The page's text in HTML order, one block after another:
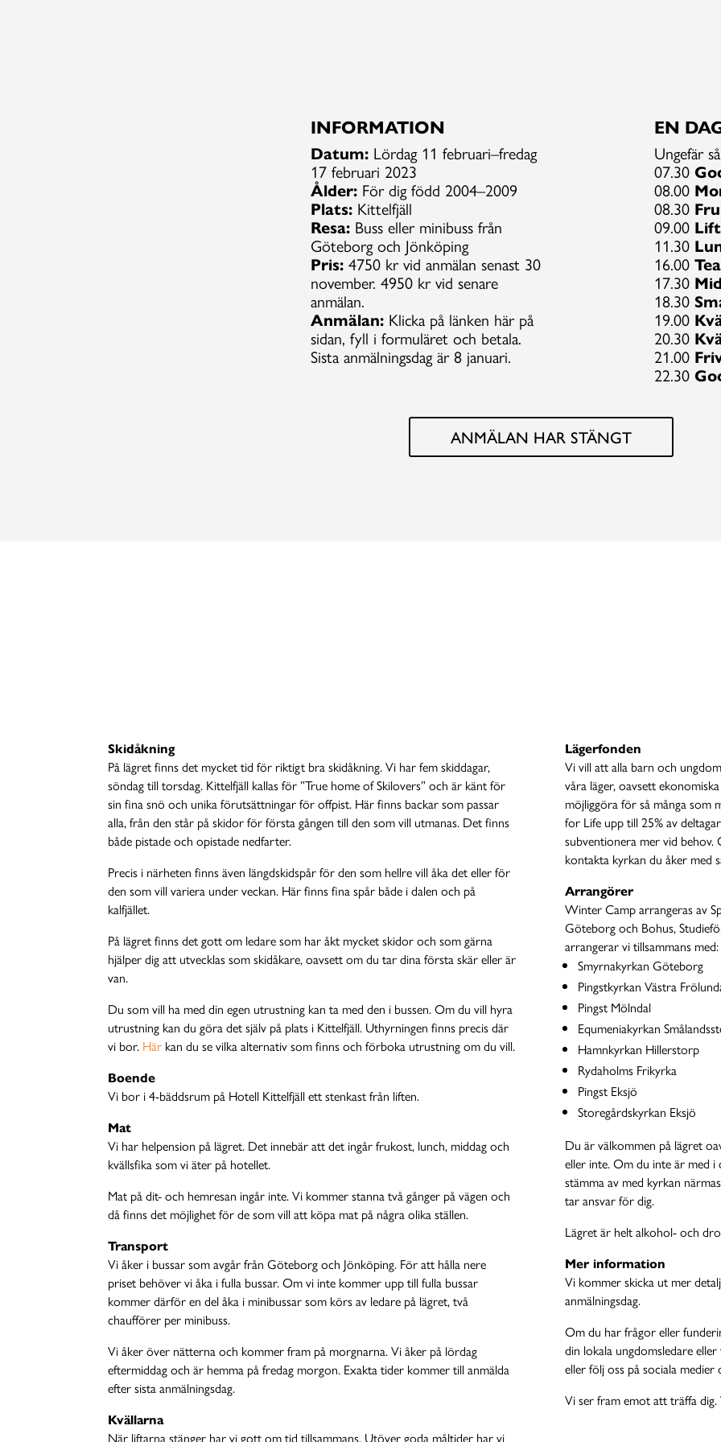
INFORMATION
Datum:Lördag 11 februari–fredag
17 februari 2023
Ålder:För dig född 2004–2009
Plats:Kittelfjäll
Resa: Buss eller minibuss från
Göteborg och Jönköping
Pris:4750 kr vid anmälan senast 30
november. 4950 kr vid senare
anmälan.
Anmälan: Klicka på länken här på
sidan, fyll i formuläret och betala.
Sista anmälningsdag är 8 januari.
EN
Ungefär
07.30
08.00
08.30
09.00
11.30
16.00
17.30
18.30
19.00
20.30
21.00
22.30
ANMÄLAN HAR STÄNGT
Skidåkning
På lägret finns det mycket tid för riktigt bra skidåkning. Vi har fem skiddagar,
söndag till torsdag. Kittelfjäll kallas för ”True home of Skilovers” och är känt för
sin fina snö och unika förutsättningar för offpist. Här finns backar som passar
alla, från den står på skidor för första gången till den som vill utmanas. Det finns
både pistade och opistade nedfarter.
Precis i närheten finns även längdskidspår för den som hellre vill åka det eller för
den som vill variera under veckan. Här finns fina spår både i dalen och på
kalfjället.
På lägret finns det gott om ledare som har åkt mycket skidor och som gärna
hjälper dig att utvecklas som skidåkare, oavsett om du tar dina första skär eller är
van.
Du som vill ha med din egen utrustning kan ta med den i bussen. Om du vill hyra
utrustning kan du göra det själv på plats i Kittelfjäll. Uthyrningen finns precis där
vi bor. Här kan du se vilka alternativ som finns och förboka utrustning om du vill.
Boende
Vi bor i 4-bäddsrum på Hotell Kittelfjäll ett stenkast från liften.
Mat
Vi har helpension på lägret. Det innebär att det ingår frukost, lunch, middag och
kvällsfika som vi äter på hotellet.
Mat på dit- och hemresan ingår inte. Vi kommer stanna två gånger på vägen och
då finns det möjlighet för de som vill att köpa mat på några olika ställen.
Transport
Vi åker i bussar som avgår från Göteborg och Jönköping. För att hålla nere
priset behöver vi åka i fulla bussar. Om vi inte kommer upp till fulla bussar
kommer därför en del åka i minibussar som körs av ledare på lägret, två
chaufförer per minibuss.
Vi åker över nätterna och kommer fram på morgnarna. Vi åker på lördag
eftermiddag och är hemma på fredag morgon. Exakta tider kommer till anmälda
efter sista anmälningsdag.
Kvällarna
När liftarna stänger har vi gott om tid tillsammans. Utöver goda måltider har vi
Lägerfonden
Vi vill att alla barn och
våra läger, oavsett
möjliggöra för så många som
for Life upp till 25% av
subventionera mer vid
kontakta kyrkan du åker med
Arrangörer
Winter Camp arrangeras av
Göteborg och Bohus,
arrangerar vi tillsammans med:
Smyrnakyrkan Göteborg
Pingstkyrkan Västra
Pingst Mölndal
Equmeniakyrkan
Hamnkyrkan Hillerstorp
Rydaholms Frikyrka
Pingst Eksjö
Storegårdskyrkan Eksjö
Du är välkommen på lägret
eller inte. Om du inte är med
stämma av med kyrkan
tar ansvar för dig.
Lägret är helt alkohol- och
Mer information
Vi kommer skicka ut mer
anmälningsdag.
Om du har frågor eller
din lokala ungdomsledare
eller följ oss på sociala
Vi ser fram emot att träffa